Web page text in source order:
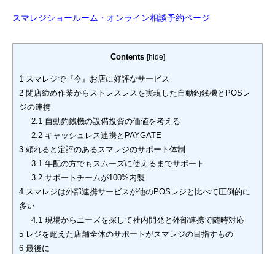
スマレジショールーム・オンライン相談予約ページ
Contents [hide]
1 スマレジで『今』お店に好評なサービス
2 閉店締め作業からストレスレスを実現した自動釣銭機とPOSレ
ジの連携
2.1自動釣銭機の設備投資の価値を考える
2.2キャッシュレス連携とPAYGATE
3 頼れると定評のあるスマレジのサポート体制
3.1年配の方でもスムーズに使えるまでサポート
3.2サポートチームが100%内製
4 スマレジは外部連携サービスが他のPOSレジと比べて圧倒的に
多い
4.1現場からニーズを探して社内開発と外部連携で随時対応
5 レジを超えた店舗全体のサポートがスマレジの目指すもの
6 最後に